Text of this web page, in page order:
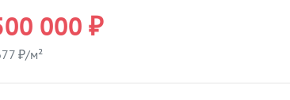
и удобную инфраструктуру. Звоните, договоримся о
000 ₽
₽/м²